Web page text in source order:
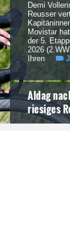
Demi
Reusser
Movistar
der 5.
2026
Ihren
Aldag
riesiges